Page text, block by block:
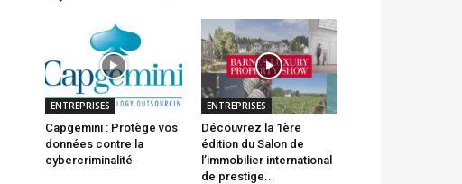
ENTREPRISES
Capgemini : Protège vos
données contre la
cybercriminalité
ENTREPRISES
Découvrez la 1ère
édition du Salon de
l’immobilier international
de prestige...